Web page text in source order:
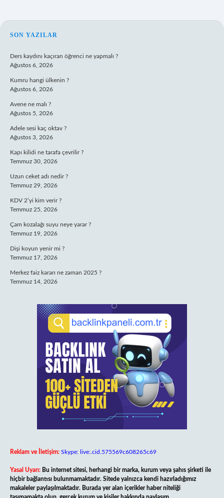
SIDEBAR
SON YAZILAR
Ders kaydını kaçıran öğrenci ne yapmalı ?
Ağustos 6, 2026
Kumru hangi ülkenin ?
Ağustos 6, 2026
Avene ne malı ?
Ağustos 5, 2026
Adele sesi kaç oktav ?
Ağustos 3, 2026
Kapı kilidi ne tarafa çevrilir ?
Temmuz 30, 2026
Uzun ceket adı nedir ?
Temmuz 29, 2026
KDV 2’yi kim verir ?
Temmuz 25, 2026
Çam kozalağı suyu neye yarar ?
Temmuz 19, 2026
Dişi koyun yenir mi ?
Temmuz 17, 2026
Merkez faiz kararı ne zaman 2025 ?
Temmuz 14, 2026
Reklam ve İletişim: Skype: live:.cid.575569c608265c69
Yasal Uyarı: Bu internet sitesi, herhangi bir marka, kurum veya şahıs şirketi ile
hiçbir bağlantısı bulunmamaktadır. Sitede yalnızca kendi hazırladığımız
makaleler paylaşılmaktadır. Burada yer alan içerikler haber niteliği